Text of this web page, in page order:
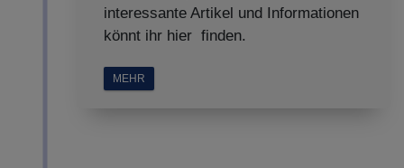
interessante Artikel und Informationen
könnt ihr hier finden.
MEHR